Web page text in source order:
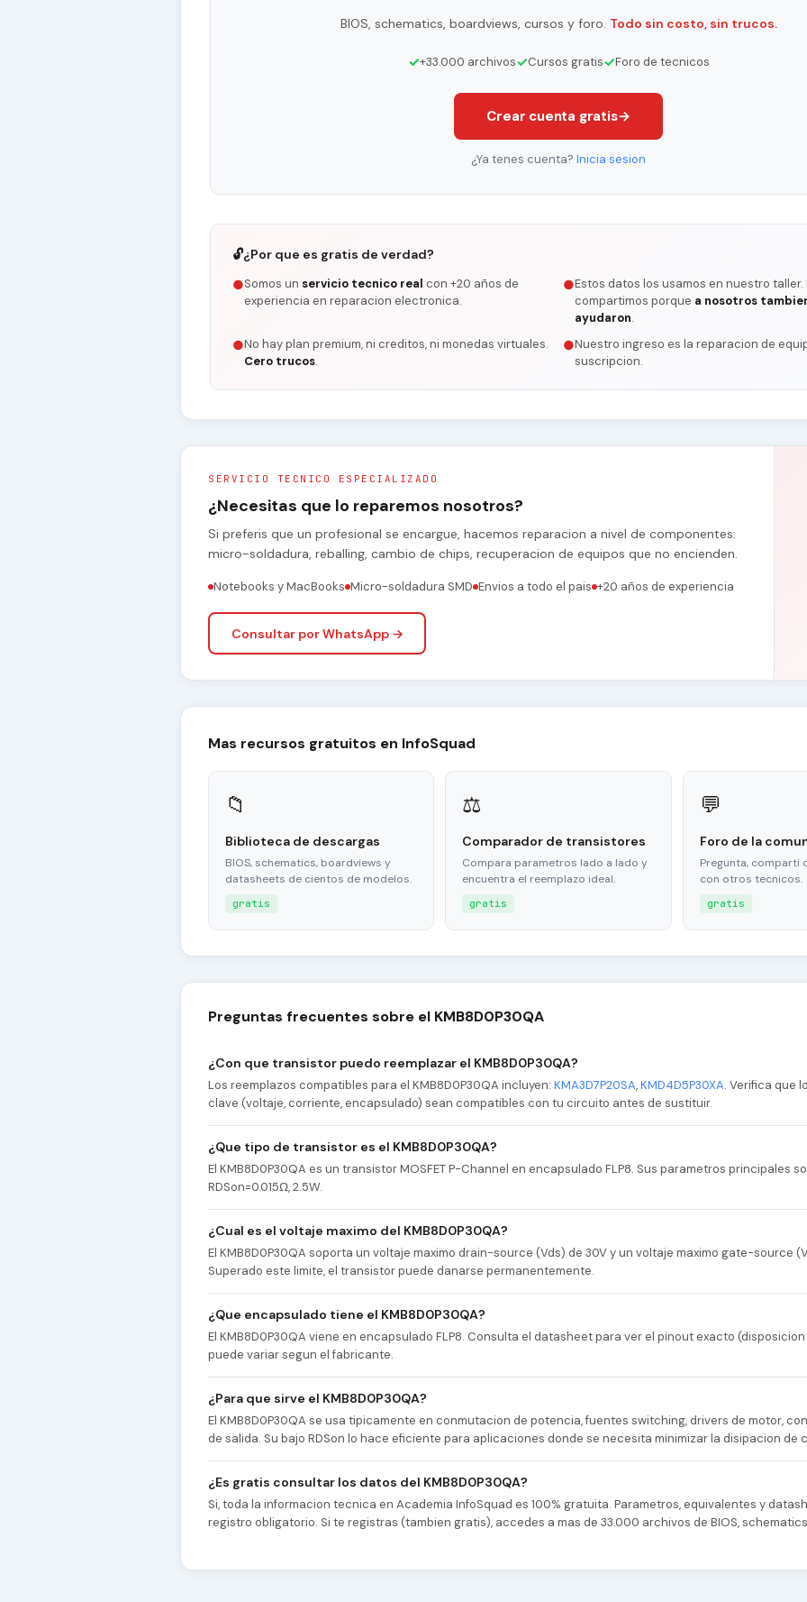
BIOS, schematics, boardviews, cursos y foro. Todo sin costo, sin trucos.
✓+33.000 archivos✓Cursos gratis✓Foro de tecnicos
Crear cuenta gratis→
¿Ya tenes cuenta? Inicia sesion
🔓¿Por que es gratis de verdad?
●Somos un servicio tecnico real con +20 años de
experiencia en reparacion electronica.
●Estos datos los usamos en nuestro taller.
compartimos porque a nosotros
ayudaron.
●No hay plan premium, ni creditos, ni monedas virtuales.
Cero trucos.
●Nuestro ingreso es la reparacion de
suscripcion.
SERVICIO TECNICO ESPECIALIZADO
¿Necesitas que lo reparemos nosotros?
Si preferis que un profesional se encargue, hacemos reparacion a nivel de componentes:
micro-soldadura, reballing, cambio de chips, recuperacion de equipos que no encienden.
Notebooks y MacBooks Micro-soldadura SMD Envios a todo el pais +20 años de experiencia
Consultar por WhatsApp →
Mas recursos gratuitos en InfoSquad
📁
Biblioteca de descargas
BIOS, schematics, boardviews y
datasheets de cientos de modelos.
gratis
⚖
Comparador de transistores
Compara parametros lado a lado y
encuentra el reemplazo ideal.
gratis
💬
Foro de la
Pregunta, comparti
con otros tecnicos.
gratis
Preguntas frecuentes sobre el KMB8D0P30QA
¿Con que transistor puedo reemplazar el KMB8D0P30QA?
Los reemplazos compatibles para el KMB8D0P30QA incluyen: KMA3D7P20SA,KMD4D5P30XA. Verifica que
clave (voltaje, corriente, encapsulado) sean compatibles con tu circuito antes de sustituir.
¿Que tipo de transistor es el KMB8D0P30QA?
El KMB8D0P30QA es un transistor MOSFET P-Channel en encapsulado FLP8. Sus parametros principales
RDSon=0.015Ω, 2.5W.
¿Cual es el voltaje maximo del KMB8D0P30QA?
El KMB8D0P30QA soporta un voltaje maximo drain-source (Vds) de 30V y un voltaje maximo gate-source
Superado este limite, el transistor puede danarse permanentemente.
¿Que encapsulado tiene el KMB8D0P30QA?
El KMB8D0P30QA viene en encapsulado FLP8. Consulta el datasheet para ver el pinout exacto
puede variar segun el fabricante.
¿Para que sirve el KMB8D0P30QA?
El KMB8D0P30QA se usa tipicamente en conmutacion de potencia, fuentes switching, drivers de motor,
de salida. Su bajo RDSon lo hace eficiente para aplicaciones donde se necesita minimizar la disipacion de
¿Es gratis consultar los datos del KMB8D0P30QA?
Si, toda la informacion tecnica en Academia InfoSquad es 100% gratuita. Parametros, equivalentes y
registro obligatorio. Si te registras (tambien gratis), accedes a mas de 33.000 archivos de BIOS,